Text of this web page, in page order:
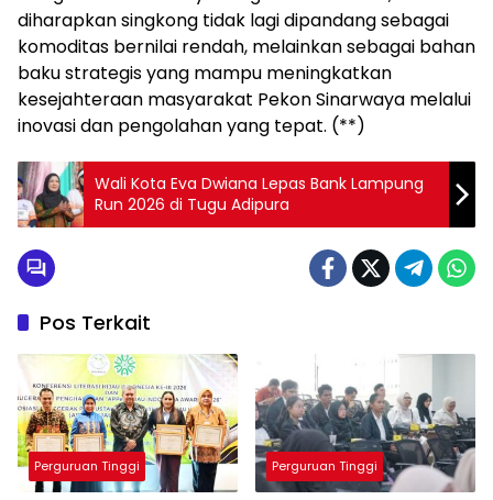
diharapkan singkong tidak lagi dipandang sebagai
komoditas bernilai rendah, melainkan sebagai bahan
baku strategis yang mampu meningkatkan
kesejahteraan masyarakat Pekon Sinarwaya melalui
inovasi dan pengolahan yang tepat. (**)
Wali Kota Eva Dwiana Lepas Bank Lampung
Run 2026 di Tugu Adipura
Pos Terkait
Perguruan Tinggi Perguruan Tinggi